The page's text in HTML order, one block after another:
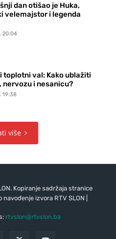
dan otišao je Huka,
velemajstor i legenda
20:04
toplotni val: Kako ublažiti
nervozu i nesanicu?
19:38
više
Kopiranje sadržaja stranice
izvora RTV SLON |
rtvslon@rtvslon.ba